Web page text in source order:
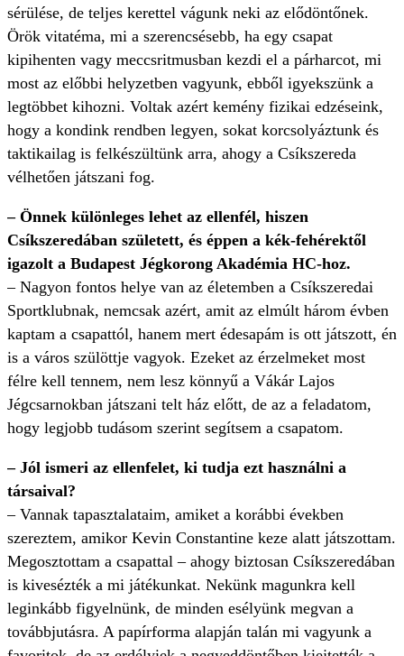
sérülése, de teljes kerettel vágunk neki az elődöntőnek.
Örök vitatéma, mi a szerencsésebb, ha egy csapat
kipihenten vagy meccsritmusban kezdi el a párharcot, mi
most az előbbi helyzetben vagyunk, ebből igyekszünk a
legtöbbet kihozni. Voltak azért kemény fizikai edzéseink,
hogy a kondink rendben legyen, sokat korcsolyáztunk és
taktikailag is felkészültünk arra, ahogy a Csíkszereda
vélhetően játszani fog.
– Önnek különleges lehet az ellenfél, hiszen
Csíkszeredában született, és éppen a kék-fehérektől
igazolt a Budapest Jégkorong Akadémia HC-hoz.
– Nagyon fontos helye van az életemben a Csíkszeredai
Sportklubnak, nemcsak azért, amit az elmúlt három évben
kaptam a csapattól, hanem mert édesapám is ott játszott, én
is a város szülöttje vagyok. Ezeket az érzelmeket most
félre kell tennem, nem lesz könnyű a Vákár Lajos
Jégcsarnokban játszani telt ház előtt, de az a feladatom,
hogy legjobb tudásom szerint segítsem a csapatom.
– Jól ismeri az ellenfelet, ki tudja ezt használni a
társaival?
– Vannak tapasztalataim, amiket a korábbi években
szereztem, amikor Kevin Constantine keze alatt játszottam.
Megosztottam a csapattal – ahogy biztosan Csíkszeredában
is kivesézték a mi játékunkat. Nekünk magunkra kell
leginkább figyelnünk, de minden esélyünk megvan a
továbbjutásra. A papírforma alapján talán mi vagyunk a